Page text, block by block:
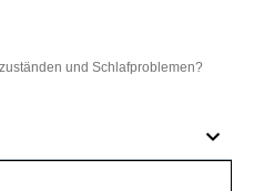
und Schlafproblemen?